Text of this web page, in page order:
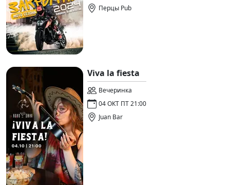
Перцы Pub
Viva la fiesta
Вечеринка
04 ОКТ ПТ 21:00
Juan Bar